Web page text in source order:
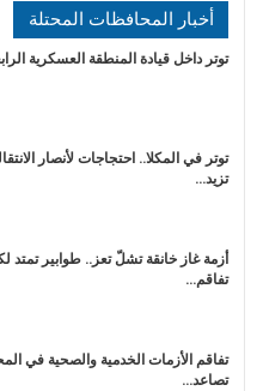
أخبار المحافظات المحتلة
توتر داخل قيادة المنطقة العسكرية
توتر في المكلا.. احتجاجات لأنصار
تزيد…
أزمة غاز خانقة تشلّ تعز.. طوابير تمتد
تفاقم…
تفاقم الأزمات الخدمية والصحية في
تصاعد…